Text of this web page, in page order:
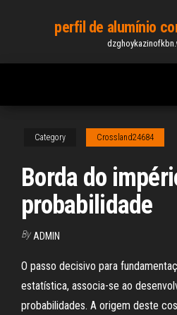
content
perfil de alumínio
Category Crossland24684
Borda do
probabilidade
By ADMIN
O passo decisivo para
estatística, associa-se ao
probabilidades. A origem deste